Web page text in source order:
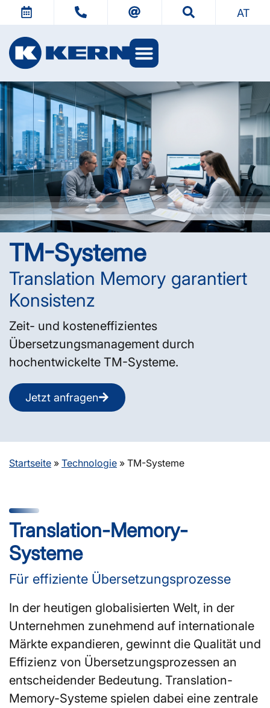
AT
TM-Systeme
Translation Memory garantiert
Konsistenz
Zeit- und kosteneffizientes
Übersetzungsmanagement durch
hochentwickelte TM-Systeme.
Jetzt anfragen
Startseite » Technologie » TM-Systeme
Translation-Memory-
Systeme
Für effiziente Übersetzungsprozesse
In der heutigen globalisierten Welt, in der
Unternehmen zunehmend auf internationale
Märkte expandieren, gewinnt die Qualität und
Effizienz von Übersetzungsprozessen an
entscheidender Bedeutung. Translation-
Memory-Systeme spielen dabei eine zentrale